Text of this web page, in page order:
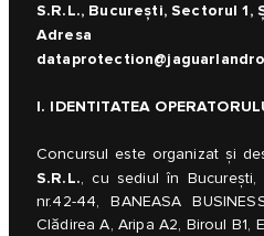
S.R.L., Bucureşti, Sectorul 1,
Adresa
I. IDENTITATEA
Concursul este organizat și
S.R.L., cu sediul în București,
nr.42-44, BANEASA
Clădirea A, Aripa A2, Biroul B1,